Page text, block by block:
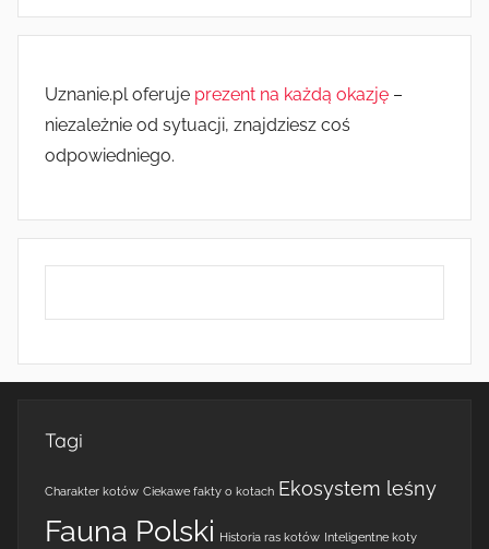
Uznanie.pl oferuje prezent na każdą okazję –
niezależnie od sytuacji, znajdziesz coś
odpowiedniego.
Tagi
Charakter kotów Ciekawe fakty o kotach Ekosystem leśny
Fauna Polski Historia ras kotów Inteligentne koty